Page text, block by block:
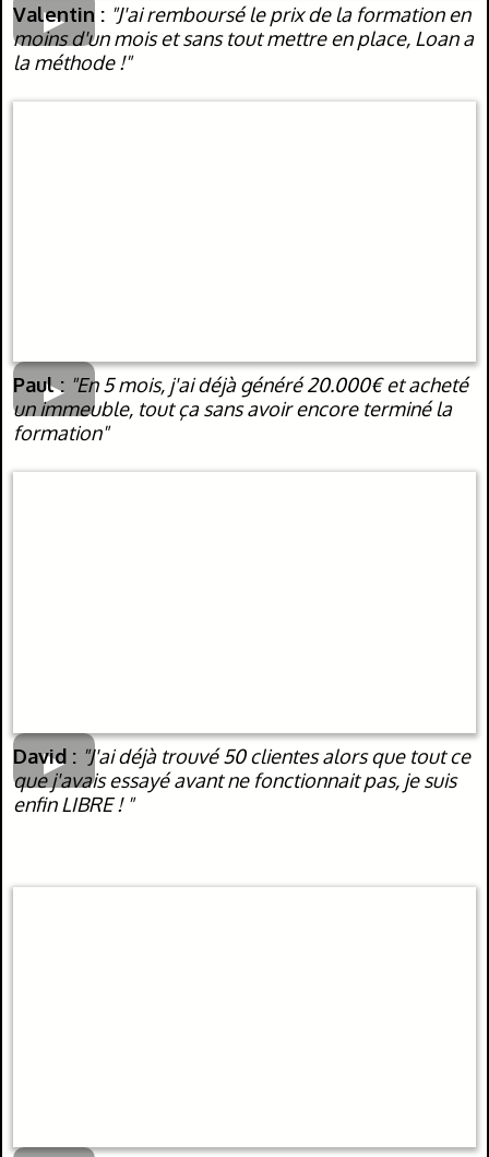
Valentin : "J'ai remboursé le prix de la formation en
moins d'un mois et sans tout mettre en place, Loan a
la méthode !"
Paul : "En 5 mois, j'ai déjà généré 20.000€ et acheté
un immeuble, tout ça sans avoir encore terminé la
formation"
David : "J'ai déjà trouvé 50 clientes alors que tout ce
que j'avais essayé avant ne fonctionnait pas, je suis
enfin LIBRE ! "